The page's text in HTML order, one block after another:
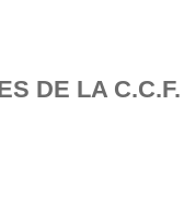
DE LA C.C.F.